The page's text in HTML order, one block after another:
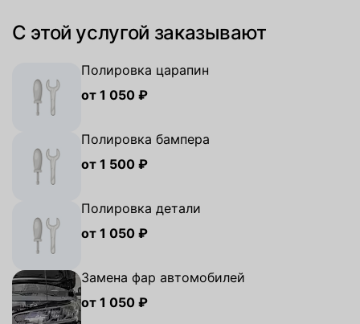
С этой услугой заказывают
Полировка царапин
от 1 050 ₽
Полировка бампера
от 1 500 ₽
Полировка детали
от 1 050 ₽
Замена фар автомобилей
от 1 050 ₽